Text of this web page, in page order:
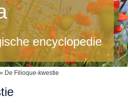
encyclopedie
» De Filioque-kwestie